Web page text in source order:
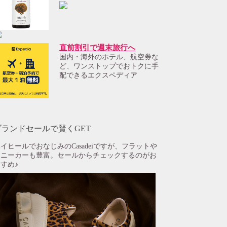
直前割引で週末旅行へ
国内・海外のホテル、航空券な
ど、ワンストップでおトクに手
配できるエクスペディア
ランドセールで賢くGET
ヒールでおなじみのCasadeiですが、フラットや
ーカーも豊富。セールからチェックするのがお
め♪